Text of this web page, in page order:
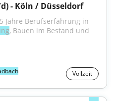
- Köln / Düsseldorf
Jahre Berufserfahrung in
, Bauen im Bestand und
Vollzeit